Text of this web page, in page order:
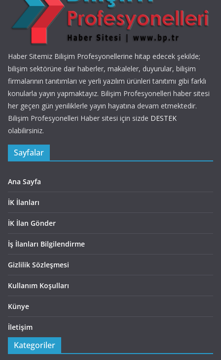
Haber Sitemiz Bilişim Profesyonellerine hitap edecek şekilde;
bilişim sektörüne dair haberler, makaleler, duyurular, bilişim
firmalarının tanıtımları ve yerli yazılım ürünleri tanıtımı gibi farklı
konularla yayın yapmaktayız. Bilişim Profesyonelleri haber sitesi
her geçen gün yeniliklerle yayın hayatına devam etmektedir.
Bilişim Profesyonelleri Haber sitesi için sizde DESTEK
olabilirsiniz.
Sayfalar
Ana Sayfa
İK İlanları
İK İlan Gönder
İş İlanları Bilgilendirme
Gizlilik Sözleşmesi
Kullanım Koşulları
Künye
İletişim
Kategoriler